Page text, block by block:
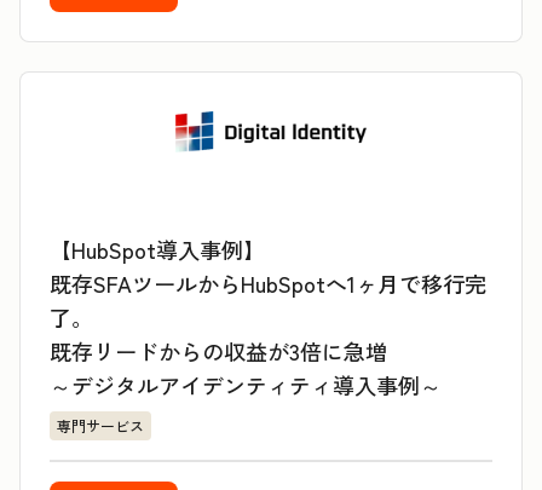
【HubSpot導入事例】
既存SFAツールからHubSpotへ1ヶ月で移行完
了。
既存リードからの収益が3倍に急増
～デジタルアイデンティティ導入事例～
専門サービス